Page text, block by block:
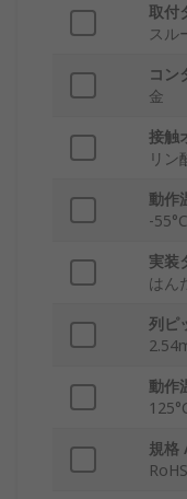
取付
スル
コン
金
接触
リン
動作
-55°C
実装
はん
列ピ
動作
規格